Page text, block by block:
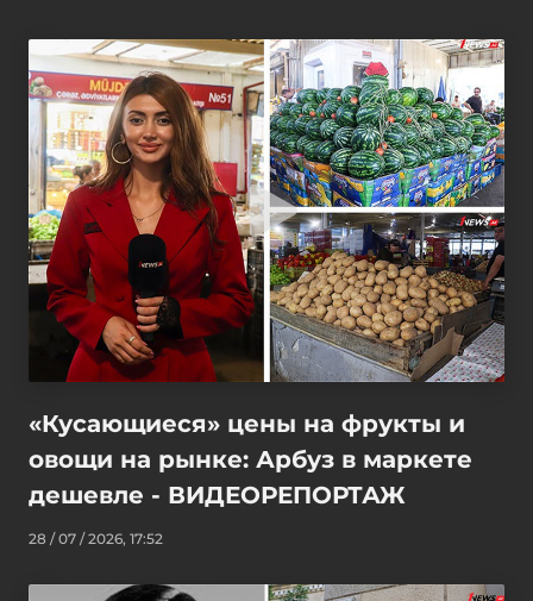
«Кусающиеся» цены на фрукты и
овощи на рынке: Арбуз в маркете
дешевле - ВИДЕОРЕПОРТАЖ
28 / 07 / 2026, 17:52